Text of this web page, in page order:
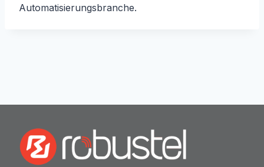
Automatisierungsbranche.